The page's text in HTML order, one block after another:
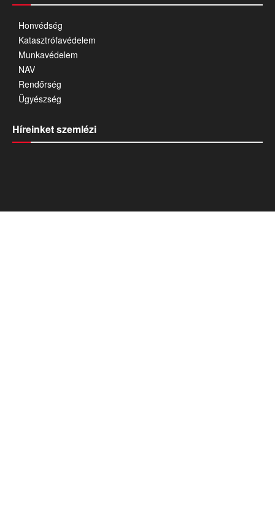
Honvédség
Katasztrófavédelem
Munkavédelem
NAV
Rendőrség
Ügyészség
Híreinket szemlézi